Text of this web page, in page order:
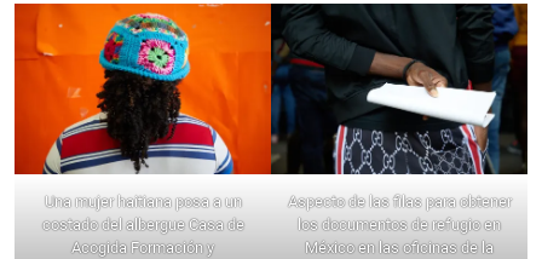
Una mujer haitiana posa a un
costado del albergue Casa de
Acogida Formación y
Aspecto de las filas para obtener
los documentos de refugio en
México en las oficinas de la